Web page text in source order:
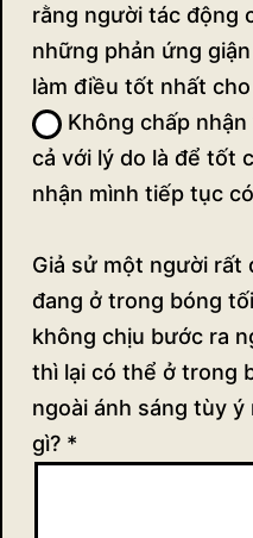
rằng người tác động
những phản ứng
làm điều tốt nhất
Không chấp
cả với lý do là để tốt
nhận mình tiếp tục
Giả sử một người rất
đang ở trong bóng
không chịu bước ra
thì lại có thể ở trong
ngoài ánh sáng tùy ý
gì? *